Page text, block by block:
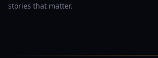
stories that matter.